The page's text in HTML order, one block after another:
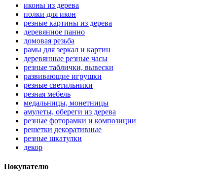
иконы из дерева
полки для икон
резные картины из дерева
деревянное панно
домовая резьба
рамы для зеркал и картин
деревянные резные часы
резные таблички, вывески
развивающие игрушки
резные светильники
резная мебель
медальницы, монетницы
амулеты, обереги из дерева
резные фоторамки и композиции
решетки декоративные
резные шкатулки
декор
Покупателю